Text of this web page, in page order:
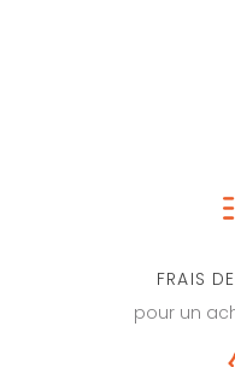
FRAIS
pour un